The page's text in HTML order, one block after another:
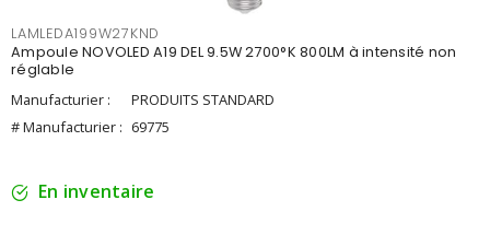
LAMLEDA199W27KND
Ampoule NOVOLED A19 DEL 9.5W 2700°K 800LM à intensité non
réglable
Manufacturier :
PRODUITS STANDARD
# Manufacturier : 69775
En inventaire